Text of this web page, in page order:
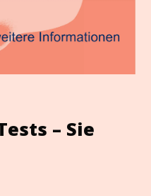
– Sie